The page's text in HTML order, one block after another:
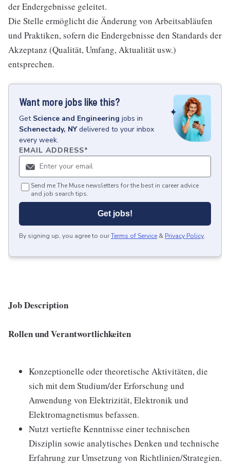
der Endergebnisse geleitet.
Die Stelle ermöglicht die Änderung von Arbeitsabläufen
und Praktiken, sofern die Endergebnisse den Standards der
Akzeptanz (Qualität, Umfang, Aktualität usw.)
entsprechen.
Want more jobs like this?
Get Science and Engineering jobs in
Schenectady, NY delivered to your inbox
every week.
EMAIL ADDRESS*
Send me The Muse newsletters for the best in career advice
and job search tips.
Get jobs!
By signing up, you agree to ourTerms of Service & Privacy Policy.
Job Description
Rollen und Verantwortlichkeiten
Konzeptionelle oder theoretische Aktivitäten, die
sich mit dem Studium/der Erforschung und
Anwendung von Elektrizität, Elektronik und
Elektromagnetismus befassen.
Nutzt vertiefte Kenntnisse einer technischen
Disziplin sowie analytisches Denken und technische
Erfahrung zur Umsetzung von Richtlinien/Strategien.